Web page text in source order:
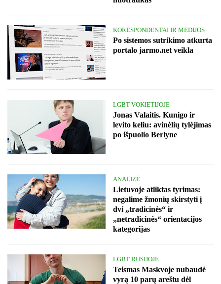
KORESPONDENTAI IR MEDIJOS
Po sistemos sutrikimo atkurta
portalo jarmo.net veikla
LGBT VOKIETIJOJE
Jonas Valaitis. Kunigo ir
levito keliu: avinėlių tylėjimas
po išpuolio Berlyne
ANALIZĖ
Lietuvoje atliktas tyrimas:
negalime žmonių skirstyti į
dvi „tradicinės“ ir
„netradicinės“ orientacijos
kategorijas
LGBT RUSIJOJE
Teismas Maskvoje nubaudė
vyrą 10 parų areštu dėl